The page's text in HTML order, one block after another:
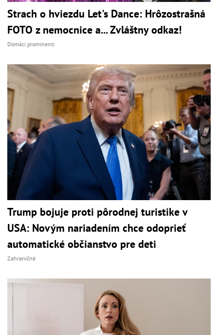
Strach o hviezdu Let's Dance: Hrôzostrašná
FOTO z nemocnice a... Zvláštny odkaz!
Domáci prominenti
Trump bojuje proti pôrodnej turistike v
USA: Novým nariadením chce odoprieť
automatické občianstvo pre deti
Zahraničné